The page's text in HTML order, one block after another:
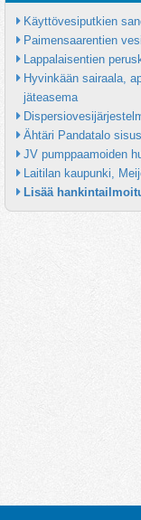
Käyttövesiputkien
Paimensaarentien
Lappalaisentien
Hyvinkään sairaala,
jäteasema
Ähtäri Pandatalo
JV pumppaamoiden
Laitilan kaupunki,
Lisää